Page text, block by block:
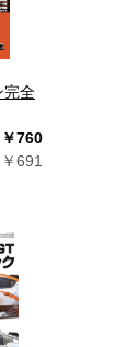
完全
￥760
691